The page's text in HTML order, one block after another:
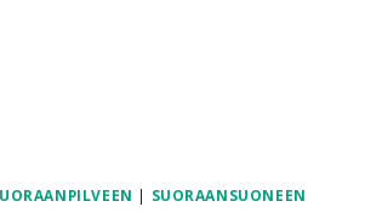
| SUORAANSUONEEN